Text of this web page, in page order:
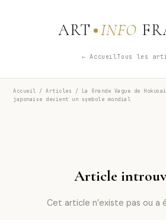
ART INFO
← AccueilTous les
Accueil /Articles
/ La Grande Vague de
japonaise devient un symbole mondial
Article
Cet article n’existe pas ou a